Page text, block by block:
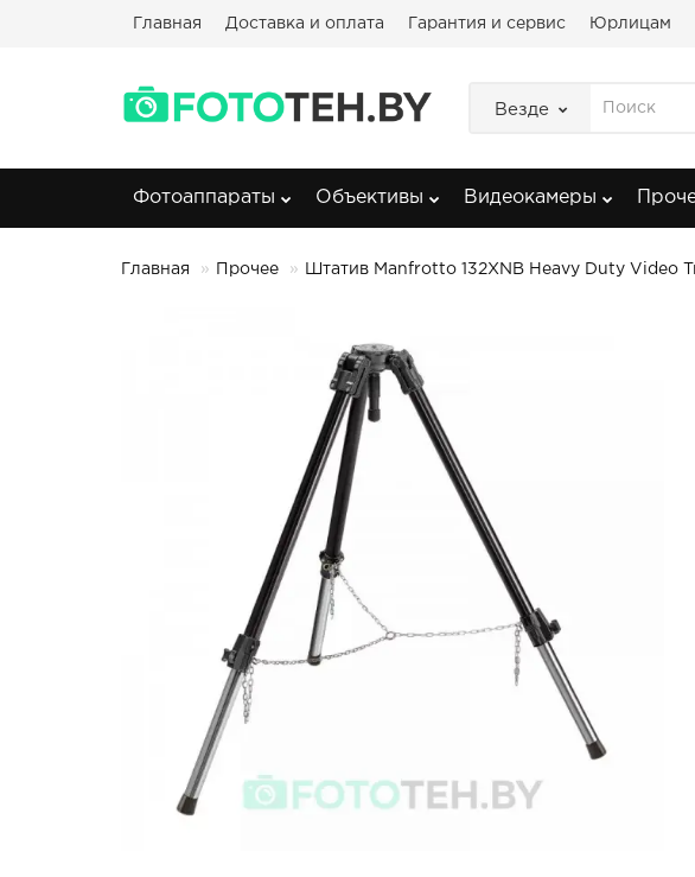
Главная Доставка и оплата Гарантия и сервис Юрлицам
Везде
Фотоаппараты Объективы Видеокамеры
Главная Прочее Штатив Manfrotto 132XNB Heavy Duty Video